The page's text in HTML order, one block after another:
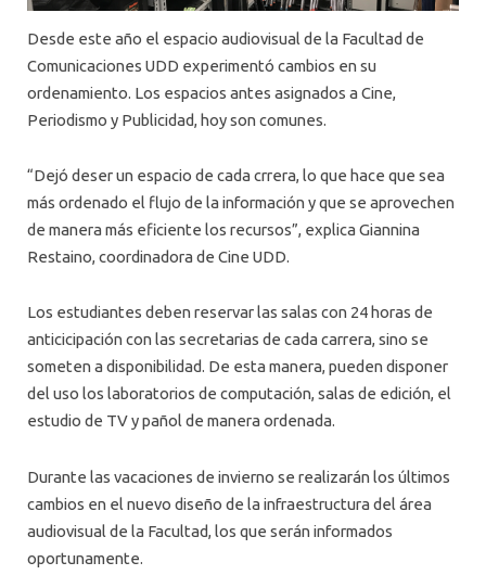
Desde este año el espacio audiovisual de la Facultad de
Comunicaciones UDD experimentó cambios en su
ordenamiento. Los espacios antes asignados a Cine,
Periodismo y Publicidad, hoy son comunes.
“Dejó deser un espacio de cada crrera, lo que hace que sea
más ordenado el flujo de la información y que se aprovechen
de manera más eficiente los recursos”, explica Giannina
Restaino, coordinadora de Cine UDD.
Los estudiantes deben reservar las salas con 24 horas de
anticicipación con las secretarias de cada carrera, sino se
someten a disponibilidad. De esta manera, pueden disponer
del uso los laboratorios de computación, salas de edición, el
estudio de TV y pañol de manera ordenada.
Durante las vacaciones de invierno se realizarán los últimos
cambios en el nuevo diseño de la infraestructura del área
audiovisual de la Facultad, los que serán informados
oportunamente.